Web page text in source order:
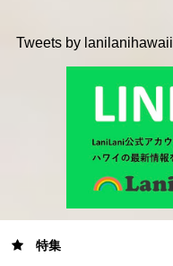
Tweets by lanilanihawaii
特集